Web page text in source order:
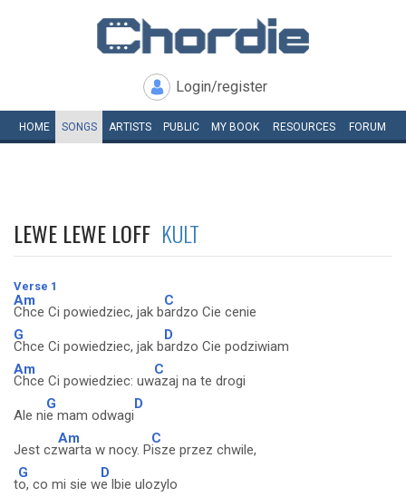
Login/register
HOME SONGS ARTISTS PUBLIC MY BOOK RESOURCES FORUM
LEWE LEWE LOFF KULT
Verse 1
Am
Chce Ci powiedziec, jak b
C
ardzo Cie cenie
G
Chce Ci powiedziec, jak b
D
ardzo Cie podziwiam
Am
Chce Ci powiedziec: uw
C
azaj na te drogi
Ale ni
G
e mam odwagi
D
Jest cz
Am
warta w nocy. P
C
isze przez chwile,
t
G
o, co mi sie w
D
e lbie ulozylo